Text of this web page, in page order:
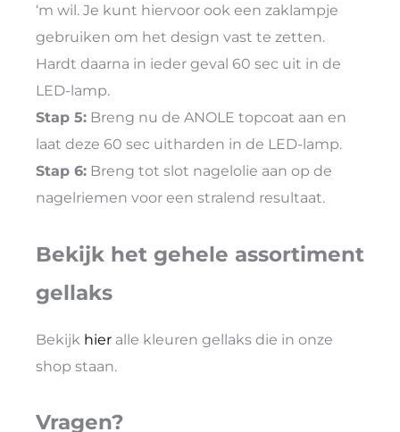
‘m wil. Je kunt hiervoor ook een zaklampje
gebruiken om het design vast te zetten.
Hardt daarna in ieder geval 60 sec uit in de
LED-lamp.
Stap 5: Breng nu de ANOLE topcoat aan en
laat deze 60 sec uitharden in de LED-lamp.
Stap 6: Breng tot slot nagelolie aan op de
nagelriemen voor een stralend resultaat.
Bekijk het gehele assortiment
gellaks
Bekijk hier alle kleuren gellaks die in onze
shop staan.
Vragen?